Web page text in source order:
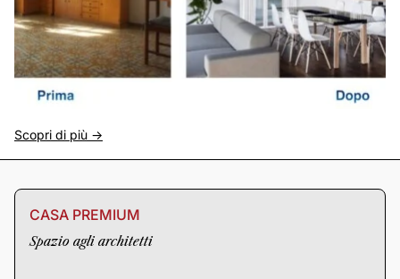
Scopri di più ->
CASA PREMIUM
Spazio agli architetti